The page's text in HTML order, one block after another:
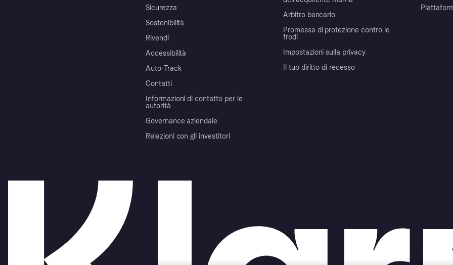
Sicurezza
Sostenibilità
Rivendi
Accessibilità
Auto-Track
Contatti
Informazioni di contatto per le
autorità
Governance aziendale
Relazioni con gli investitori
Arbitro bancario
Promessa di protezione contro le
frodi
Impostazioni sulla privacy
Il tuo diritto di recesso